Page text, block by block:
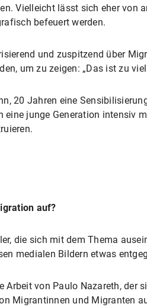
Vielleicht lässt sich eher von
befeuert werden.
und zuspitzend über
um zu zeigen: „Das ist zu
20 Jahren eine
junge Generation intensiv
auf?
die sich mit dem Thema
medialen Bildern etwas
von Paulo Nazareth, der
Migrantinnen und Migranten